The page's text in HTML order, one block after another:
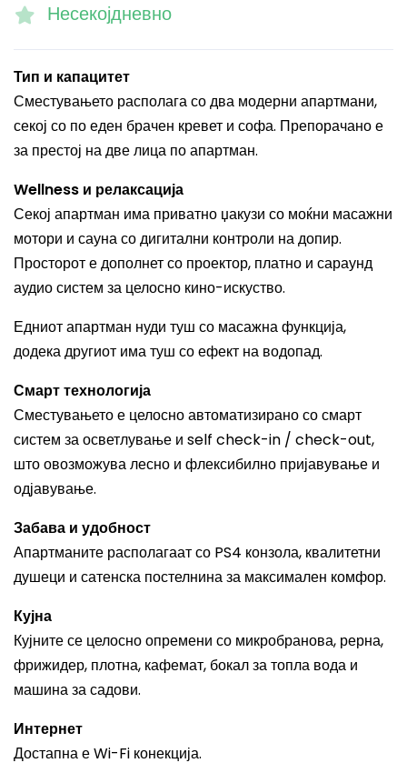
Несекојдневно
Тип и капацитет
Сместувањето располага со два модерни апартмани,
секој со по еден брачен кревет и софа. Препорачано е
за престој на две лица по апартман.
Wellness и релаксација
Секој апартман има приватно џакузи со моќни масажни
мотори и сауна со дигитални контроли на допир.
Просторот е дополнет со проектор, платно и сараунд
аудио систем за целосно кино-искуство.
Едниот апартман нуди туш со масажна функција,
додека другиот има туш со ефект на водопад.
Смарт технологија
Сместувањето е целосно автоматизирано со смарт
систем за осветлување и self check-in / check-out,
што овозможува лесно и флексибилно пријавување и
одјавување.
Забава и удобност
Апартманите располагаат со PS4 конзола, квалитетни
душеци и сатенска постелнина за максимален комфор.
Кујна
Кујните се целосно опремени со микробранова, рерна,
фрижидер, плотна, кафемат, бокал за топла вода и
машина за садови.
Интернет
Достапна е Wi-Fi конекција.